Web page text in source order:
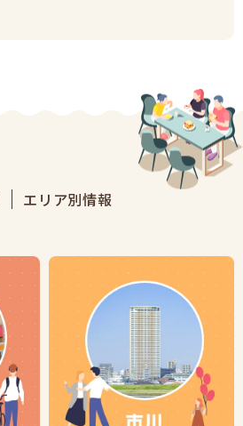
エリア別情報